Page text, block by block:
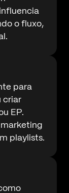
o fluxo,
para
criar
EP.
playlists.